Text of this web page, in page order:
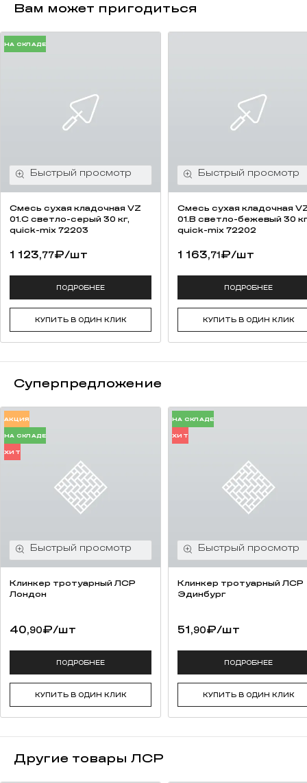
Вам может пригодиться
НА СКЛАДЕ
Смесь cухая кладочная VZ
01.C светло-серый 30 кг,
quick-mix 72203
1 123,77₽/шт
ПОДРОБНЕЕ
КУПИТЬ В ОДИН КЛИК
Смесь cухая кладочная
01.B светло-бежевый 30
quick-mix 72202
1 163,71₽/шт
ПОДРОБНЕЕ
КУПИТЬ В ОДИН КЛИК
Суперпредложение
АКЦИЯ
НА СКЛАДЕ
ХИТ
Клинкер тротуарный ЛСР
Лондон
40,90₽/шт
ПОДРОБНЕЕ
КУПИТЬ В ОДИН КЛИК
НА СКЛАДЕ
ХИТ
Клинкер тротуарный ЛСР
Эдинбург
51,90₽/шт
ПОДРОБНЕЕ
КУПИТЬ В ОДИН КЛИК
Другие товары ЛСР